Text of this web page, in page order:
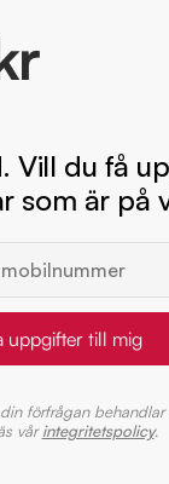
Vill du få
som är på
uppgifter till mig
förfrågan
vårintegritetspolicy.